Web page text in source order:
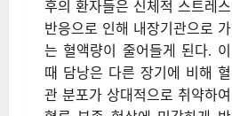
후의 환자들은 신체적 스트레스
반응으로 인해 내장기관으로 가
는 혈액량이 줄어들게 된다. 이
때 담낭은 다른 장기에 비해 혈
관 분포가 상대적으로 취약하여